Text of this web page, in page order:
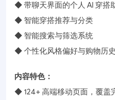
◆ 带聊天界面的个人 AI 穿搭
◆ 智能穿搭推荐与分类
◆ 智能搜索与筛选系统
◆ 个性化风格偏好与购物历
内容特色：
◆ 124+ 高端移动页面，覆盖